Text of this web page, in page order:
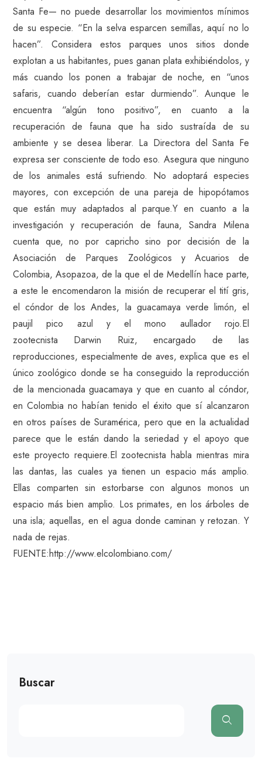
Santa Fe— no puede desarrollar los movimientos mínimos
de su especie. “En la selva esparcen semillas, aquí no lo
hacen”. Considera estos parques unos sitios donde
explotan a us habitantes, pues ganan plata exhibiéndolos, y
más cuando los ponen a trabajar de noche, en “unos
safaris, cuando deberían estar durmiendo”. Aunque le
encuentra “algún tono positivo”, en cuanto a la
recuperación de fauna que ha sido sustraída de su
ambiente y se desea liberar. La Directora del Santa Fe
expresa ser consciente de todo eso. Asegura que ninguno
de los animales está sufriendo. No adoptará especies
mayores, con excepción de una pareja de hipopótamos
que están muy adaptados al parque.Y en cuanto a la
investigación y recuperación de fauna, Sandra Milena
cuenta que, no por capricho sino por decisión de la
Asociación de Parques Zoológicos y Acuarios de
Colombia, Asopazoa, de la que el de Medellín hace parte,
a este le encomendaron la misión de recuperar el tití gris,
el cóndor de los Andes, la guacamaya verde limón, el
paujil pico azul y el mono aullador rojo.El
zootecnista Darwin Ruiz, encargado de las
reproducciones, especialmente de aves, explica que es el
único zoológico donde se ha conseguido la reproducción
de la mencionada guacamaya y que en cuanto al cóndor,
en Colombia no habían tenido el éxito que sí alcanzaron
en otros países de Suramérica, pero que en la actualidad
parece que le están dando la seriedad y el apoyo que
este proyecto requiere.El zootecnista habla mientras mira
las dantas, las cuales ya tienen un espacio más amplio.
Ellas comparten sin estorbarse con algunos monos un
espacio más bien amplio. Los primates, en los árboles de
una isla; aquellas, en el agua donde caminan y retozan. Y
nada de rejas.
FUENTE:http://www.elcolombiano.com/
Buscar